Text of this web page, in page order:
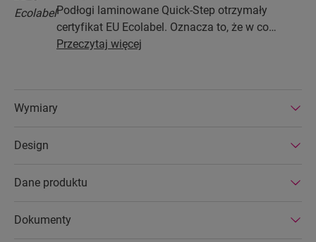
Podłogi laminowane Quick-Step otrzymały
certyfikat EU Ecolabel. Oznacza to, że w co
najmniej 80% zostały wykonane z drewna
fabrykach. Podłogi laminowane Quick-Step
usuwać.
Przeczytaj więcej
Wymiary
Design
Dane produktu
Dokumenty